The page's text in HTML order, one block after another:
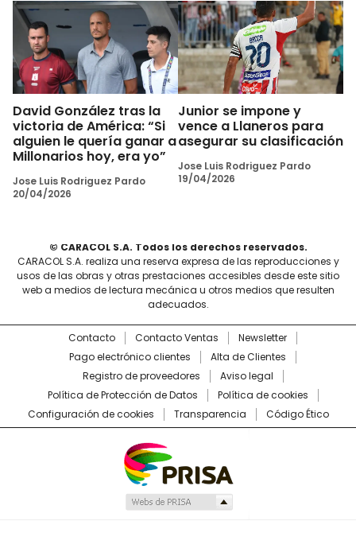
David González tras la
victoria de América: “Si
alguien le quería ganar a
Millonarios hoy, era yo”
Jose Luis Rodriguez Pardo
20/04/2026
Junior se impone y
vence a Llaneros para
asegurar su clasificación
Jose Luis Rodriguez Pardo
19/04/2026
© CARACOL S.A. Todos los derechos reservados.
CARACOL S.A. realiza una reserva expresa de las reproducciones y
usos de las obras y otras prestaciones accesibles desde este sitio
web a medios de lectura mecánica u otros medios que resulten
adecuados.
Contacto Contacto Ventas
Newsletter
Pago electrónico clientes
Alta de Clientes
Registro de proveedores
Aviso legal
Política de Protección de Datos
Política de cookies
Configuración de cookies
Transparencia Código Ético